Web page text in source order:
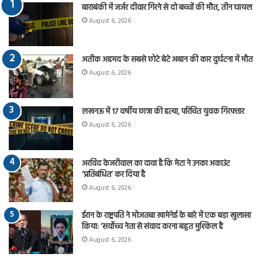
बाराबंकी में जर्जर दीवार गिरने से दो बच्चों की मौत, तीन घायल
August 6, 2026
अतीक अहमद के सबसे छोटे बेटे अबान की कार दुर्घटना में मौत
August 6, 2026
लखनऊ में 17 वर्षीय छात्रा की हत्या, परिचित युवक गिरफ्तार
August 6, 2026
अरविंद केजरीवाल का दावा है कि मेटा ने उनका अकाउंट
‘प्रतिबंधित’ कर दिया है
August 6, 2026
ईरान के राष्ट्रपति ने मोजतबा खामेनेई के बारे में एक बड़ा खुलासा
किया: ‘सर्वोच्च नेता से संवाद करना बहुत मुश्किल है
August 6, 2026